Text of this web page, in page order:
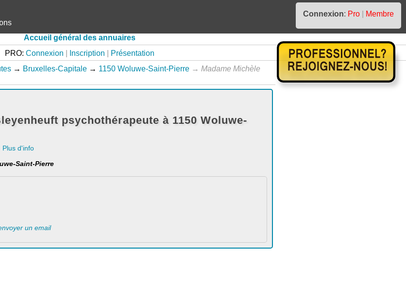
Connexion: Pro
Membre
Accueil général des annuaires
PRO: Connexion Inscription
Présentation
→ Bruxelles-Capitale → 1150 Woluwe-Saint-Pierre → Madame Michèle
psychothérapeute à 1150 Woluwe-
Plus d'info
Saint-Pierre
un email